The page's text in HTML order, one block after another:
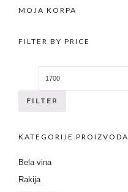
MOJA KORPA
FILTER BY PRICE
FILTER
KATEGORIJE PROIZVODA
Bela vina
Rakija